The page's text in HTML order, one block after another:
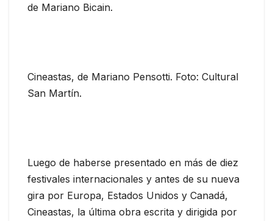
de Mariano Bicain.
Cineastas, de Mariano Pensotti. Foto: Cultural
San Martín.
Luego de haberse presentado en más de diez
festivales internacionales y antes de su nueva
gira por Europa, Estados Unidos y Canadá,
Cineastas, la última obra escrita y dirigida por